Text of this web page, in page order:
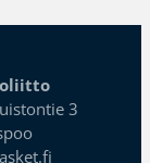
3